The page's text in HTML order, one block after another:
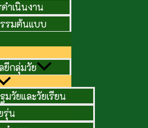
ำเนินงาน
รมต้นแบบ
ยีกลุ่มวัย
มวัยและวัยเรียน
รุ่น